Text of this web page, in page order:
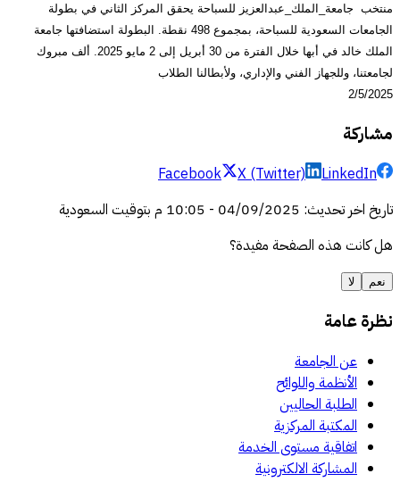
منتخب جامعة_الملك_عبدالعزيز للسباحة يحقق المركز الثاني في بطولة
الجامعات السعودية للسباحة، بمجموع 498 نقطة. البطولة استضافتها جامعة
الملك خالد في أبها خلال الفترة من 30 أبريل إلى 2 مايو 2025. ألف مبروك
لجامعتنا، وللجهاز الفني والإداري، ولأبطالنا الطلاب
2/5/2025
مشاركة
Facebook X (Twitter)
LinkedIn
تاريخ اخر تحديث:
04/09/2025
- 10:05 م
بتوقيت السعودية
هل كانت هذه الصفحة مفيدة؟
نعم لا
نظرة عامة
عن الجامعة
الأنظمة واللوائح
الطلبة الحاليين
المكتبة المركزية
اتفاقية مستوى الخدمة
المشاركة الالكترونية